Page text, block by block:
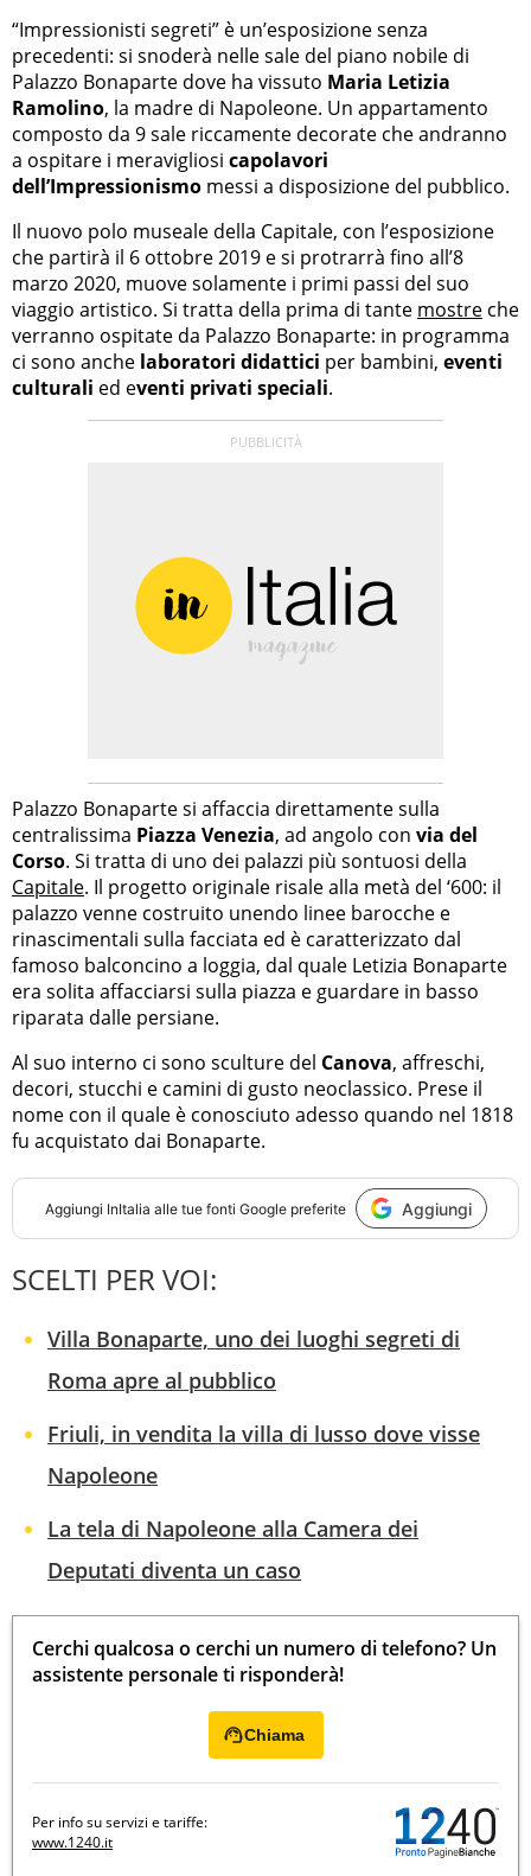
“Impressionisti segreti” è un’esposizione senza
precedenti: si snoderà nelle sale del piano nobile di
Palazzo Bonaparte dove ha vissuto Maria Letizia
Ramolino, la madre di Napoleone. Un appartamento
composto da 9 sale riccamente decorate che andranno
a ospitare i meravigliosi capolavori
dell’Impressionismo messi a disposizione del pubblico.
Il nuovo polo museale della Capitale, con l’esposizione
che partirà il 6 ottobre 2019 e si protrarrà fino all’8
marzo 2020, muove solamente i primi passi del suo
viaggio artistico. Si tratta della prima di tante mostre che
verranno ospitate da Palazzo Bonaparte: in programma
ci sono anche laboratori didattici per bambini, eventi
culturali ed eventi privati speciali.
Palazzo Bonaparte si affaccia direttamente sulla
centralissima Piazza Venezia, ad angolo con via del
Corso. Si tratta di uno dei palazzi più sontuosi della
Capitale. Il progetto originale risale alla metà del ‘600: il
palazzo venne costruito unendo linee barocche e
rinascimentali sulla facciata ed è caratterizzato dal
famoso balconcino a loggia, dal quale Letizia Bonaparte
era solita affacciarsi sulla piazza e guardare in basso
riparata dalle persiane.
Al suo interno ci sono sculture del Canova, affreschi,
decori, stucchi e camini di gusto neoclassico. Prese il
nome con il quale è conosciuto adesso quando nel 1818
fu acquistato dai Bonaparte.
Aggiungi InItalia alle tue fonti Google preferite Aggiungi
SCELTI PER VOI:
Villa Bonaparte, uno dei luoghi segreti di
Roma apre al pubblico
Friuli, in vendita la villa di lusso dove visse
Napoleone
La tela di Napoleone alla Camera dei
Deputati diventa un caso
Cerchi qualcosa o cerchi un numero di telefono? Un
assistente personale ti risponderà!
Chiama
Per info su servizi e tariffe:
www.1240.it